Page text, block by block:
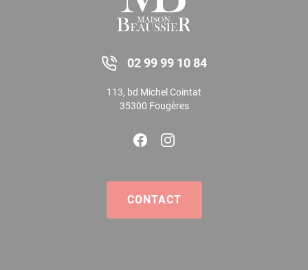
02 99 99 10 84
113, bd Michel Cointat
35300 Fougères
CONTACT